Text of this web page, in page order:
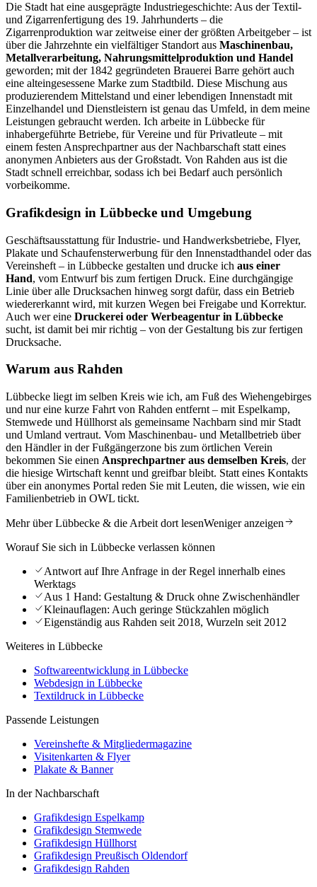
Die Stadt hat eine ausgeprägte Industriegeschichte: Aus der Textil-
und Zigarrenfertigung des 19. Jahrhunderts – die
Zigarrenproduktion war zeitweise einer der größten Arbeitgeber – ist
über die Jahrzehnte ein vielfältiger Standort aus Maschinenbau,
Metallverarbeitung, Nahrungsmittelproduktion und Handel
geworden; mit der 1842 gegründeten Brauerei Barre gehört auch
eine alteingesessene Marke zum Stadtbild. Diese Mischung aus
produzierendem Mittelstand und einer lebendigen Innenstadt mit
Einzelhandel und Dienstleistern ist genau das Umfeld, in dem meine
Leistungen gebraucht werden. Ich arbeite in Lübbecke für
inhabergeführte Betriebe, für Vereine und für Privatleute – mit
einem festen Ansprechpartner aus der Nachbarschaft statt eines
anonymen Anbieters aus der Großstadt. Von Rahden aus ist die
Stadt schnell erreichbar, sodass ich bei Bedarf auch persönlich
vorbeikomme.
Grafikdesign in Lübbecke und Umgebung
Geschäftsausstattung für Industrie- und Handwerksbetriebe, Flyer,
Plakate und Schaufensterwerbung für den Innenstadthandel oder das
Vereinsheft – in Lübbecke gestalten und drucke ich aus einer
Hand, vom Entwurf bis zum fertigen Druck. Eine durchgängige
Linie über alle Drucksachen hinweg sorgt dafür, dass ein Betrieb
wiedererkannt wird, mit kurzen Wegen bei Freigabe und Korrektur.
Auch wer eine Druckerei oder Werbeagentur in Lübbecke
sucht, ist damit bei mir richtig – von der Gestaltung bis zur fertigen
Drucksache.
Warum aus Rahden
Lübbecke liegt im selben Kreis wie ich, am Fuß des Wiehengebirges
und nur eine kurze Fahrt von Rahden entfernt – mit Espelkamp,
Stemwede und Hüllhorst als gemeinsame Nachbarn sind mir Stadt
und Umland vertraut. Vom Maschinenbau- und Metallbetrieb über
den Händler in der Fußgängerzone bis zum örtlichen Verein
bekommen Sie einen Ansprechpartner aus demselben Kreis, der
die hiesige Wirtschaft kennt und greifbar bleibt. Statt eines Kontakts
über ein anonymes Portal reden Sie mit Leuten, die wissen, wie ein
Familienbetrieb in OWL tickt.
Mehr über Lübbecke & die Arbeit dort lesenWeniger anzeigen
Worauf Sie sich in Lübbecke verlassen können
Antwort auf Ihre Anfrage in der Regel innerhalb eines
Werktags
Aus 1 Hand: Gestaltung & Druck ohne Zwischenhändler
Kleinauflagen: Auch geringe Stückzahlen möglich
Eigenständig aus Rahden seit 2018, Wurzeln seit 2012
Weiteres in Lübbecke
Softwareentwicklung in Lübbecke
Webdesign in Lübbecke
Textildruck in Lübbecke
Passende Leistungen
Vereinshefte & Mitgliedermagazine
Visitenkarten & Flyer
Plakate & Banner
In der Nachbarschaft
Grafikdesign Espelkamp
Grafikdesign Stemwede
Grafikdesign Hüllhorst
Grafikdesign Preußisch Oldendorf
Grafikdesign Rahden